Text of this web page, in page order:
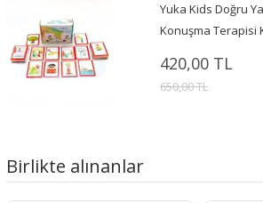
Yuka Kids Doğru
Konuşma Terapisi
420,00 TL
650,00 TL
Birlikte alınanlar